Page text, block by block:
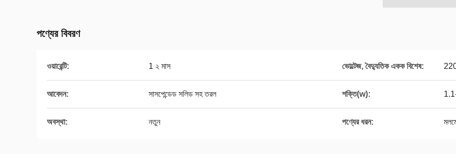
পণ্যের বিবরণ
ওয়ারেন্টি: 1 ২ মাস ভোল্টেজ, বৈদ্যুতিক একক বিশেষ:
আবেদন: সাসপেন্ডেড সলিড সহ তরল শক্তি(w):
অবস্থা: নতুন পণ্যের ধরন: